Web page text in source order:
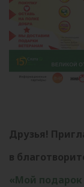
Друзья!
в
«Мой подарок